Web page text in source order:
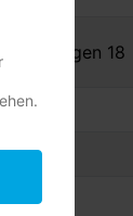
Bogen 18
34